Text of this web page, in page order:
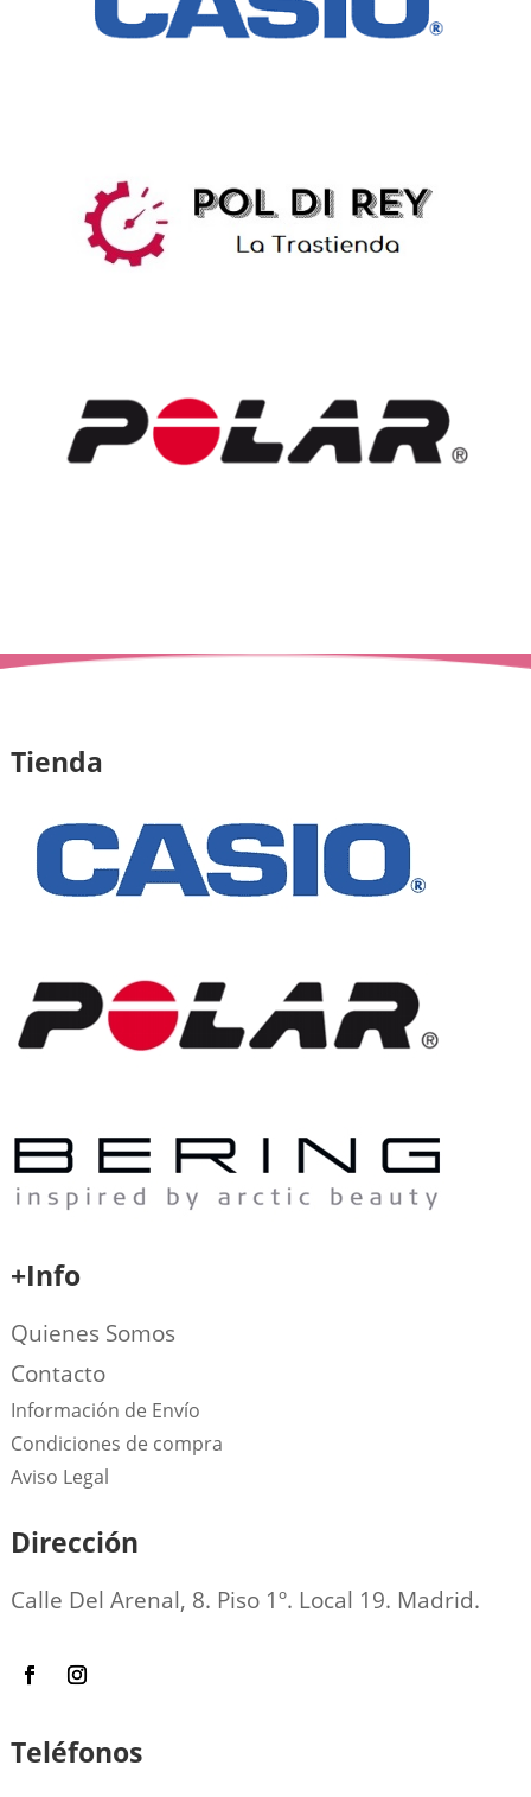
Tienda
+Info
Quienes Somos
Contacto
Información de Envío
Condiciones de compra
Aviso Legal
Dirección
Calle Del Arenal, 8. Piso 1º. Local 19. Madrid.
Teléfonos